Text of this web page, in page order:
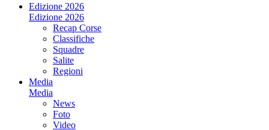
Edizione 2026
Edizione 2026
Recap Corse
Classifiche
Squadre
Salite
Regioni
Media
Media
News
Foto
Video